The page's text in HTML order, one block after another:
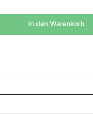
In den Warenkorb